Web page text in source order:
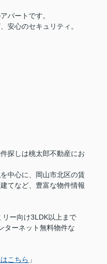
パートです。
安心のセキュリティ。
探しは桃太郎不動産にお
中心に、岡山市北区の賃
てなど、豊富な物件情報
ー向け3LDK以上まで
ターネット無料物件な
こちら 」